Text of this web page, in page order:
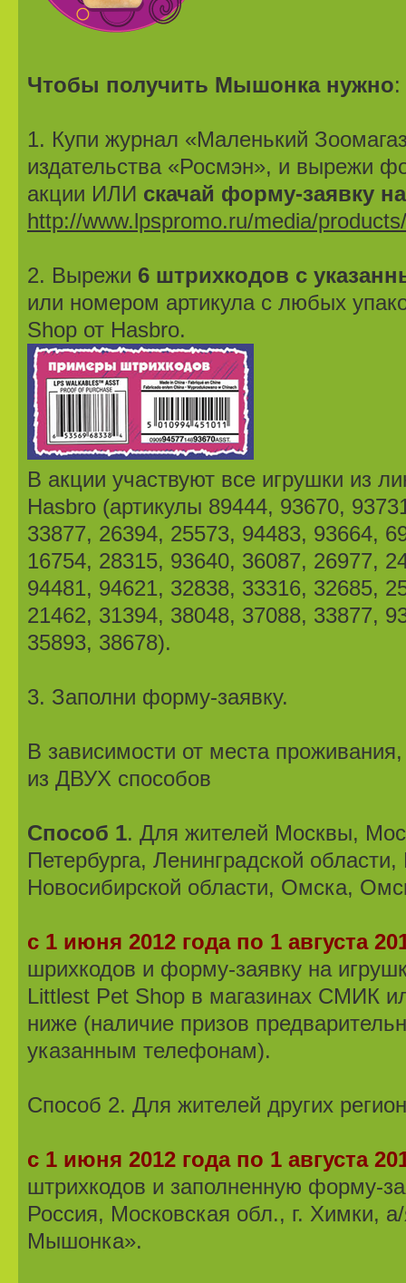
Чтобы получить Мышонка нужно:
1. Купи журнал «Маленький
издательства «Росмэн», и вырежи
акции ИЛИ скачай форму-заявку
http://www.lpspromo.ru/media/
2. Вырежи 6 штрихкодов с
или номером артикула с любых
Shop от Hasbro.
В акции участвуют все игрушки из
Hasbro (артикулы 89444, 93670,
33877, 26394, 25573, 94483, 93664,
16754, 28315, 93640, 36087, 26977,
94481, 94621, 32838, 33316, 32685,
21462, 31394, 38048, 37088, 33877,
35893, 38678).
3. Заполни форму-заявку.
В зависимости от места
из ДВУХ способов
Способ 1. Для жителей Москвы,
Петербурга, Ленинградской
Новосибирской области, Омска,
с 1 июня 2012 года по 1 августа
шрихкодов и форму-заявку на
Littlest Pet Shop в магазинах СМИК
ниже (наличие призов
указанным телефонам).
Способ 2. Для жителей других
с 1 июня 2012 года по 1 августа
штрихкодов и заполненную форму-
Россия, Московская обл., г. Химки,
Мышонка».